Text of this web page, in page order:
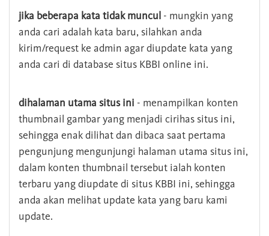
jika beberapa kata tidak muncul - mungkin yang
anda cari adalah kata baru, silahkan anda
kirim/request ke admin agar diupdate kata yang
anda cari di database situs KBBI online ini.
dihalaman utama situs ini - menampilkan konten
thumbnail gambar yang menjadi cirihas situs ini,
sehingga enak dilihat dan dibaca saat pertama
pengunjung mengunjungi halaman utama situs ini,
dalam konten thumbnail tersebut ialah konten
terbaru yang diupdate di situs KBBI ini, sehingga
anda akan melihat update kata yang baru kami
update.